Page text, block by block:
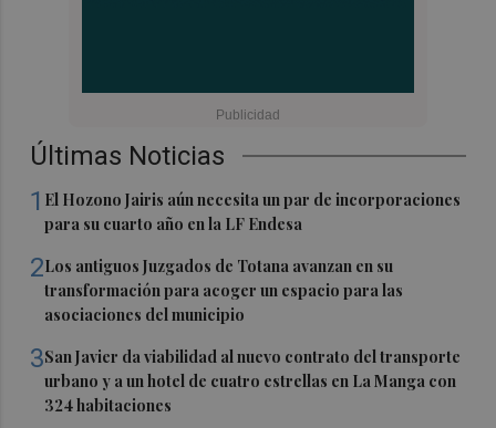
Últimas Noticias
1 El Hozono Jairis aún necesita un par de incorporaciones
para su cuarto año en la LF Endesa
2Los antiguos Juzgados de Totana avanzan en su
transformación para acoger un espacio para las
asociaciones del municipio
3San Javier da viabilidad al nuevo contrato del transporte
urbano y a un hotel de cuatro estrellas en La Manga con
324 habitaciones